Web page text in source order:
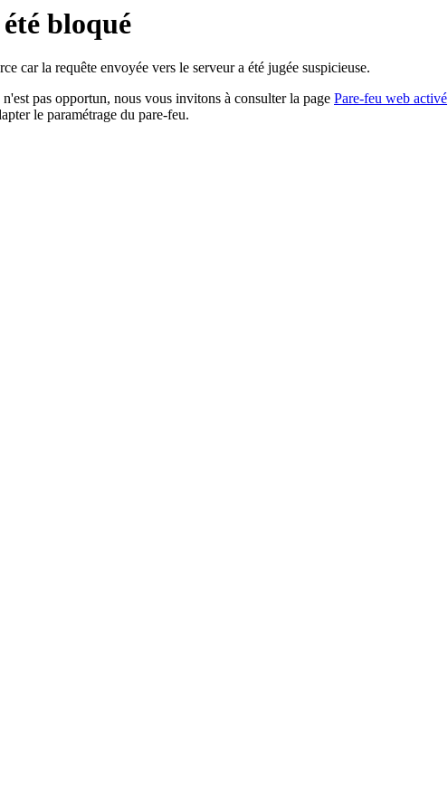
bloqué
car la requête envoyée vers le serveur a été jugée suspicieuse.
pas opportun, nous vous invitons à consulter la page Pare-feu web activé
le paramétrage du pare-feu.